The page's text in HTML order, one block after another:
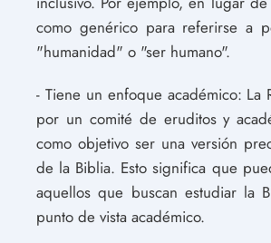
como genérico para referirse a
"humanidad" o "ser humano".
- Tiene un enfoque académico: La
por un comité de eruditos y
como objetivo ser una versión
de la Biblia. Esto significa que
aquellos que buscan estudiar la
punto de vista académico.